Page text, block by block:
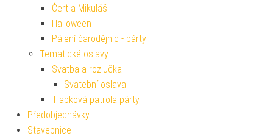
Čert a Mikuláš
Halloween
Pálení čarodějnic - párty
Tematické oslavy
Svatba a rozlučka
Svatební oslava
Tlapková patrola párty
Předobjednávky
Stavebnice